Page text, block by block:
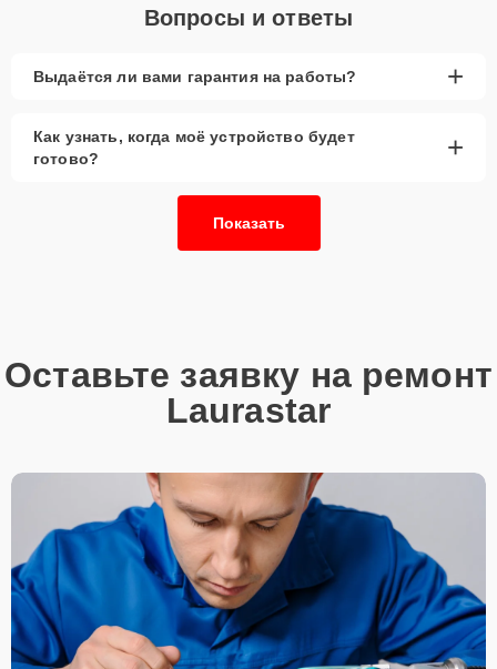
Вопросы и ответы
Выдаётся ли вами гарантия на работы? +
Как узнать, когда моё устройство будет
готово?
+
Показать
Оставьте заявку на ремонт
Laurastar